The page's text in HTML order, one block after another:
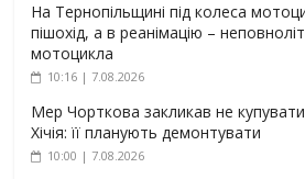
На Тернопільщині під колеса
пішохід, а в реанімацію –
мотоцикла
10:16 | 7.08.2026
Мер Чорткова закликав не
Хічія: її планують демонтувати
10:00 | 7.08.2026